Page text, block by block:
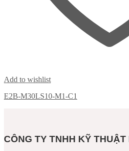
Add to wishlist
E2B-M30LS10-M1-C1
CÔNG TY TNHH KỸ